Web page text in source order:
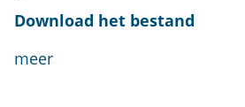
Download het bestand
meer